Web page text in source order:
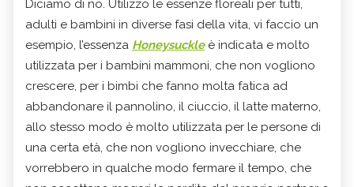
Diciamo di no. Utilizzo le essenze floreali per tutti,
adulti e bambini in diverse fasi della vita, vi faccio un
esempio, l’essenza Honeysuckleè indicata e molto
utilizzata per i bambini mammoni, che non vogliono
crescere, per i bimbi che fanno molta fatica ad
abbandonare il pannolino, il ciuccio, il latte materno,
allo stesso modo è molto utilizzata per le persone di
una certa età, che non vogliono invecchiare, che
vorrebbero in qualche modo fermare il tempo, che